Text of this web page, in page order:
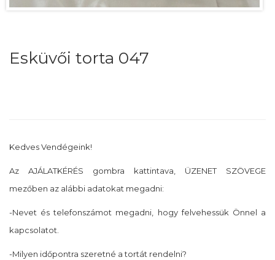
Esküvői torta 047
Kedves Vendégeink!
Az AJÁLATKÉRÉS gombra kattintava, ÜZENET SZÖVEGE
mezőben az alábbi adatokat megadni:
-Nevet és telefonszámot megadni, hogy felvehessük Önnel a
kapcsolatot.
-Milyen időpontra szeretné a tortát rendelni?